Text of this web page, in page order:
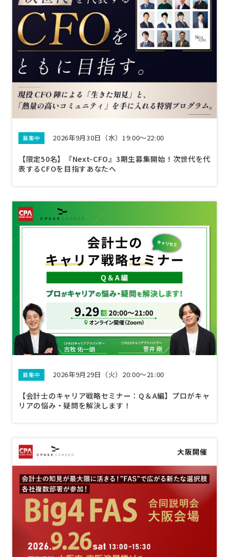
募集中 2026年9月30日（水）19:00～22:00
【限定50名】『Next-CFO』3期生募集開始！次世代を代
表するCFOを目指すあなたへ
募集中 2026年9月29日（火）20:00～21:00
【会計士のキャリア戦略セミナー：Q＆A編】プロがキャ
リアの悩み・疑問を解決します！